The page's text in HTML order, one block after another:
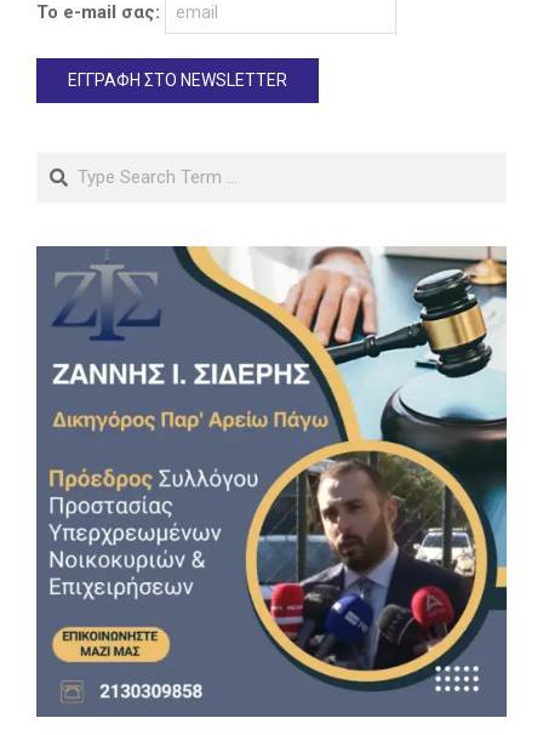
Το e-mail σας:
Search